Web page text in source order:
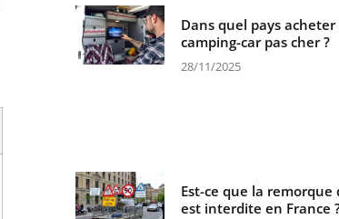
Dans quel pays
camping-car pas cher ?
28/11/2025
Est-ce que la remorque
est interdite en France